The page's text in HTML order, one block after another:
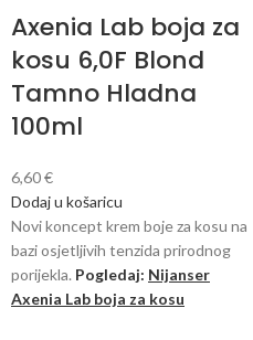
Axenia Lab boja za
kosu 6,0F Blond
Tamno Hladna
100ml
6,60€
Dodaj u košaricu
Novi koncept krem ​​boje za kosu na
bazi osjetljivih tenzida prirodnog
porijekla. Pogledaj: Nijanser
Axenia Lab boja za kosu